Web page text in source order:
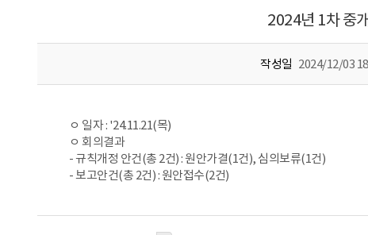
2024년 1차 중
작성일 2024/12/03
ㅇ 일자 : '24.11.21(목)
ㅇ 회의결과
- 규칙개정 안건(총 2건) : 원안가결(1건), 심의보류(1건)
- 보고안건(총 2건) : 원안접수(2건)